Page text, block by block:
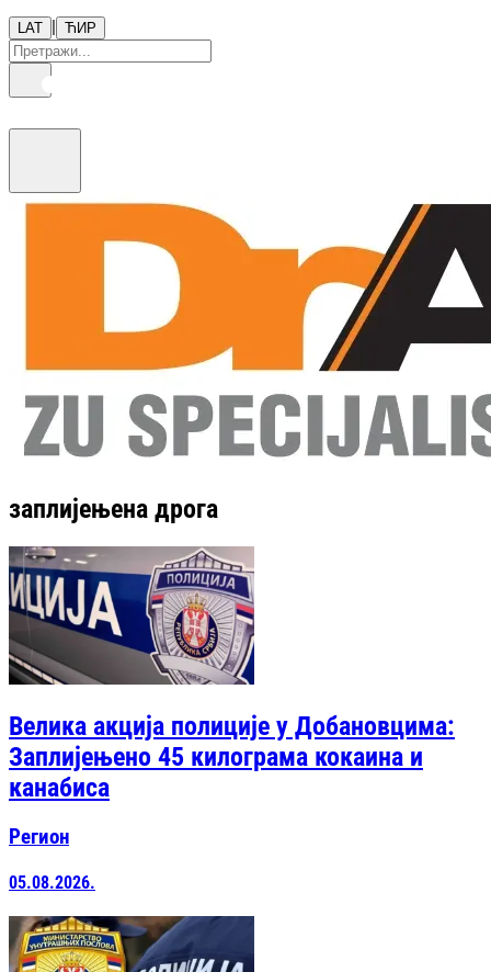
LAT | ЋИР
заплијењена дрога
Велика акција полиције у Добановцима:
Заплијењено 45 килограма кокаина и
канабиса
Регион
05.08.2026.